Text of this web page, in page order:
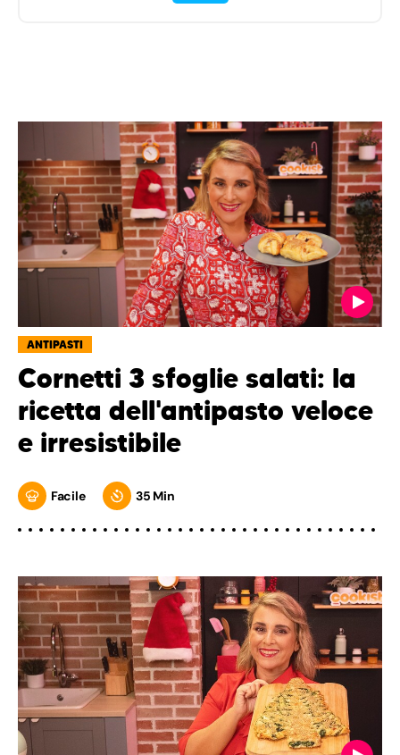
ANTIPASTI
Cornetti 3 sfoglie salati: la
ricetta dell'antipasto veloce
e irresistibile
Facile 35 Min